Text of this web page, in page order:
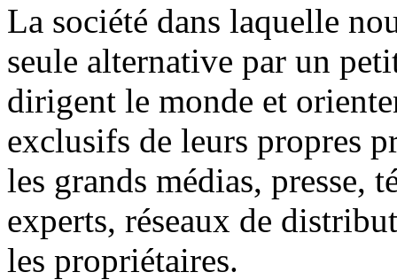
La société dans laquelle
seule alternative par un
dirigent le monde et
exclusifs de leurs propres
les grands médias, presse,
experts, réseaux de
les propriétaires.